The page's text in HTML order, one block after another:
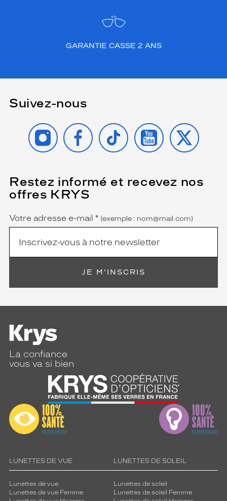
GARANTIE CASSE 2 ANS
Suivez-nous
INSTAGRAMFACEBOOK
TIKTOK YOUTUBE
X
Restez informé et recevez nos
offres KRYS
Name
Votre adresse e-mail *
(Ce
champ
est
(exemple : nom@mail.com)
JE M'INSCRIS
La confiance
vous va si bien
LUNETTES DE VUE
Lunettes de vue
Lunettes de vue Femme
LUNETTES DE SOLEIL
Lunettes de soleil
Lunettes de soleil Femme